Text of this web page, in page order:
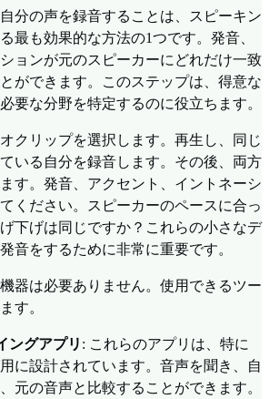
分の声を録音することは、スピーキン
最も効果的な方法の1つです。発音、
ョンが元のスピーカーにどれだけ一致
ができます。このステップは、得意な
要な分野を特定するのに役立ちます。
クリップを選択します。再生し、同じ
いる自分を録音します。その後、両方
す。発音、アクセント、イントネーシ
ください。スピーカーのペースに合っ
下げは同じですか？これらの小さなデ
音をするために非常に重要です。
器は必要ありません。使用できるツー
す。
ングアプリ : これらのアプリは、特に
に設計されています。音声を聞き、自
元の音声と比較することができます。